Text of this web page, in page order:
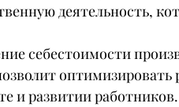
деятельность,
себестоимости
оптимизировать
и развитии